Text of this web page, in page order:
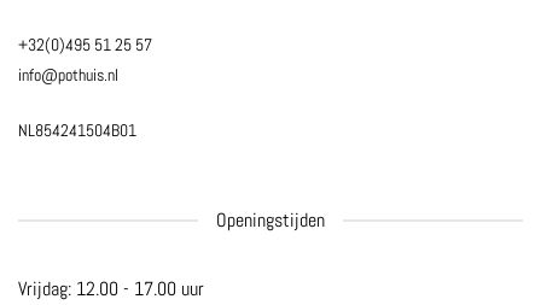
+32(0)495 51 25 57
info@pothuis.nl
NL854241504B01
Openingstijden
Vrijdag: 12.00 - 17.00 uur